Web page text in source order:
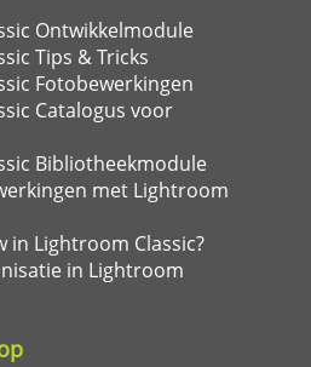
Ontwikkelmodule
Tips & Tricks
Fotobewerkingen
Catalogus voor
Bibliotheekmodule
met Lightroom
in Lightroom Classic?
in Lightroom